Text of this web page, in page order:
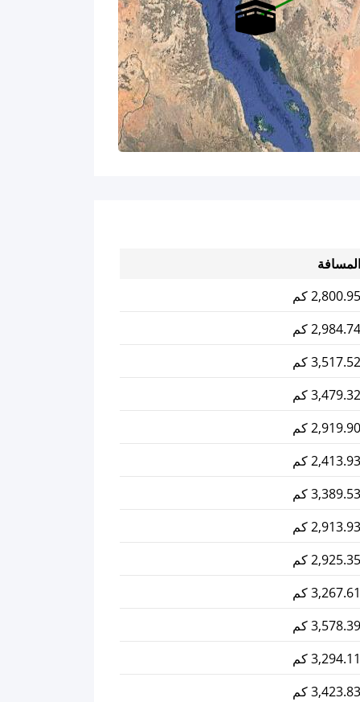
المسافة
2,800.95 كم
2,984.74 كم
3,517.52 كم
3,479.32 كم
2,919.90 كم
2,413.93 كم
3,389.53 كم
2,913.93 كم
2,925.35 كم
3,267.61 كم
3,578.39 كم
3,294.11 كم
3,423.83 كم